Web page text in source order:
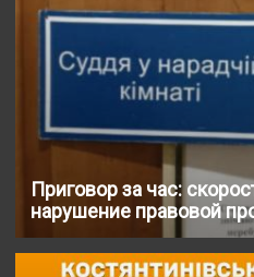
Приговор за час:
нарушение правовой